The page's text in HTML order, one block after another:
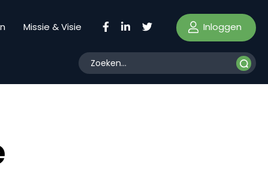
Missie & Visie Inloggen